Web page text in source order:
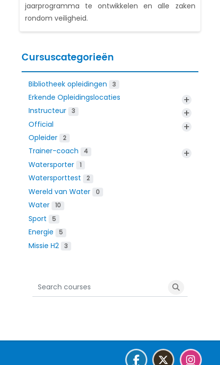
jaarprogramma te ontwikkelen en alle zaken
rondom veiligheid.
Cursuscategorieën
Bibliotheek opleidingen 3
Erkende Opleidingslocaties +
Instructeur 3 +
Official +
Opleider 2
Trainer-coach 4 +
Watersporter 1
Watersporttest 2
Wereld van Water 0
Water 10
Sport 5
Energie 5
Missie H2 3
Search courses
Search